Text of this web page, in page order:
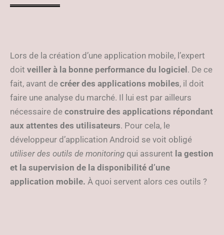
Lors de la création d’une application mobile, l’expert
doit veiller à la bonne performance du logiciel . De ce
fait, avant de créer des applications mobiles, il doit
faire une analyse du marché. Il lui est par ailleurs
nécessaire de construire des applications répondant
aux attentes des utilisateurs. Pour cela, le
développeur d’application Android se voit obligé
utiliser des outils de monitoring qui assurent la gestion
et la supervision de la disponibilité d’une
application mobile. À quoi servent alors ces outils ?